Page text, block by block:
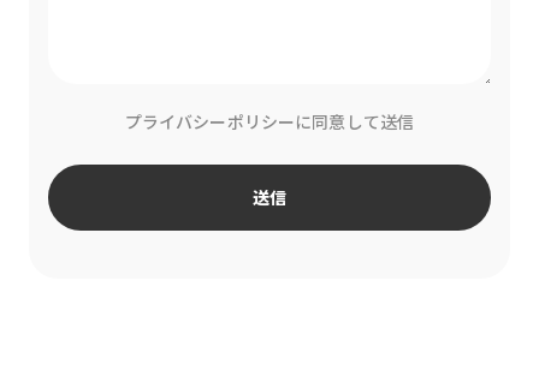
プライバシーポリシーに同意して送信
送信